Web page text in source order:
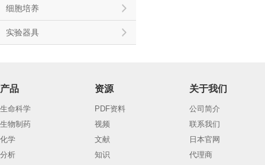
细胞培养
实验器具
产品
生命科学
生物制药
化学
分析
资源
PDF资料
视频
文献
知识
关于我们
公司简介
联系我们
日本官网
代理商